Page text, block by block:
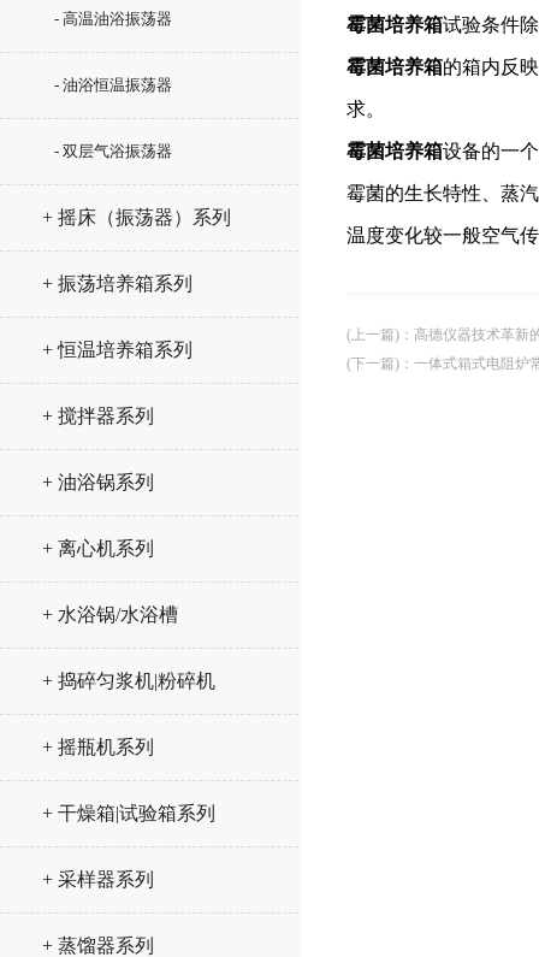
- 高温油浴振荡器
- 油浴恒温振荡器
- 双层气浴振荡器
+ 摇床（振荡器）系列
+ 振荡培养箱系列
+ 恒温培养箱系列
+ 搅拌器系列
+ 油浴锅系列
+ 离心机系列
+ 水浴锅/水浴槽
+ 捣碎匀浆机|粉碎机
+ 摇瓶机系列
+ 干燥箱|试验箱系列
+ 采样器系列
+ 蒸馏器系列
霉菌培养箱试验条件
霉菌培养箱的箱内反
求。
霉菌培养箱设备的一
霉菌的生长特性、蒸
温度变化较一般空气
(上一篇) ： 高德仪器技术革新
(下一篇) ： 一体式箱式电阻炉